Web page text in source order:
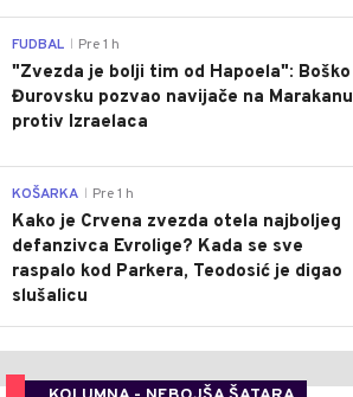
FUDBAL Pre 1 h
"Zvezda je bolji tim od Hapoela": Boško
Đurovsku pozvao navijače na Marakanu
protiv Izraelaca
KOŠARKA Pre 1 h
Kako je Crvena zvezda otela najboljeg
defanzivca Evrolige? Kada se sve
raspalo kod Parkera, Teodosić je digao
slušalicu